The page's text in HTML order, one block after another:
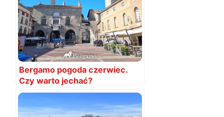
Bergamo pogoda czerwiec.
Czy warto jechać?
Temperatury